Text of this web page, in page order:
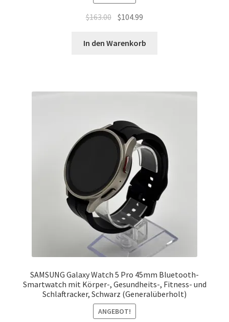
$163.00 Ursprünglicher
war:
$104.99
ist:
In den Warenkorb
SAMSUNG Galaxy Watch 5 Pro 45mm Bluetooth-
Smartwatch mit Körper-, Gesundheits-, Fitness- und
Schlaftracker, Schwarz (Generalüberholt)
ANGEBOT!